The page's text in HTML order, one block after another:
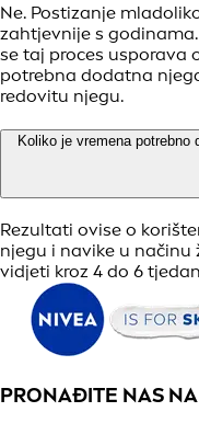
Ne. Postizanje
zahtjevnije s
se taj proces usporava
potrebna dodatna
redovitu njegu.
Koliko je vremena
Rezultati ovise o
njegu i navike u
vidjeti kroz 4 do 6
PRONAĐITE NAS NA